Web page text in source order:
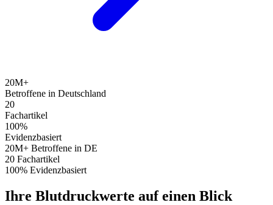
20M+
Betroffene in Deutschland
20
Fachartikel
100%
Evidenzbasiert
20M+ Betroffene in DE
20 Fachartikel
100% Evidenzbasiert
Ihre Blutdruckwerte auf einen Blick